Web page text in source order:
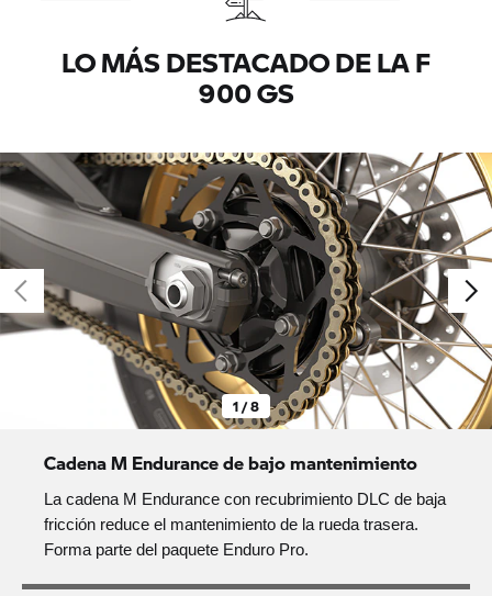
LO MÁS DESTACADO DE LA F
900 GS
1 / 8
Cadena M Endurance de bajo mantenimiento
La cadena M Endurance con recubrimiento DLC de baja
fricción reduce el mantenimiento de la rueda trasera.
Forma parte del paquete Enduro Pro.